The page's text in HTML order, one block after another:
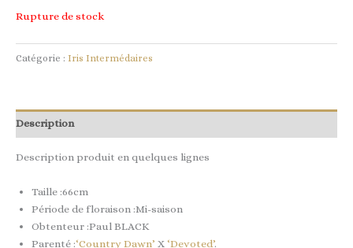
Rupture de stock
Catégorie : Iris Intermédaires
Description
Description produit en quelques lignes
Taille :66cm
Période de floraison :Mi-saison
Obtenteur :Paul BLACK
Parenté :‘Country Dawn’ X ‘Devoted’.